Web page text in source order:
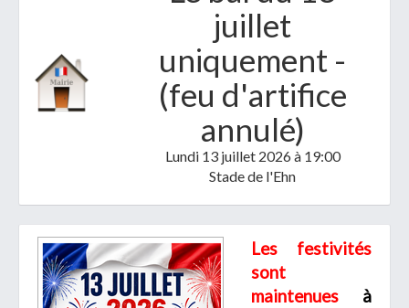
juillet
uniquement -
(feu d'artifice
annulé)
Lundi 13 juillet 2026à 19:00
Stade de l'Ehn
Les festivités
sont
maintenues à
Votre demande :
Télécharger votre fichier